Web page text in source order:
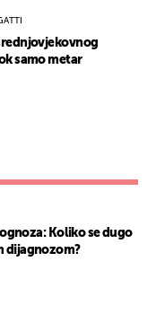
samo metar
Koliko se dugo
dijagnozom?